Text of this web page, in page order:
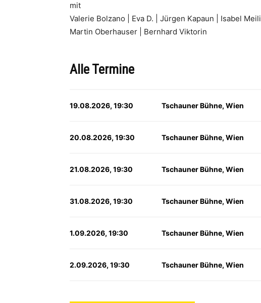
mit
Valerie Bolzano | Eva D. | Jürgen Kapaun | Isabel Meili
Martin Oberhauser | Bernhard Viktorin
Alle Termine
19.08.2026, 19:30 Tschauner Bühne, Wien
20.08.2026, 19:30 Tschauner Bühne, Wien
21.08.2026, 19:30 Tschauner Bühne, Wien
31.08.2026, 19:30 Tschauner Bühne, Wien
1.09.2026, 19:30 Tschauner Bühne, Wien
2.09.2026, 19:30 Tschauner Bühne, Wien